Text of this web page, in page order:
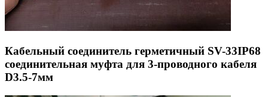
Кабельный соединитель герметичный SV-33IP68
соединительная муфта для 3-проводного кабеля
D3.5-7мм